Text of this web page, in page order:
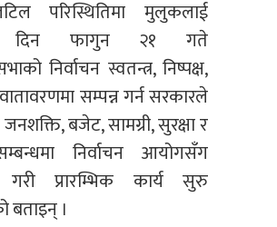
परिस्थितिमा मुलुकलाई
दिन फागुन २१ गते
निर्वाचन स्वतन्त्र, निष्पक्ष,
सम्पन्न गर्न सरकारले
बजेट, सामग्री, सुरक्षा र
निर्वाचन आयोगसँग
प्रारम्भिक कार्य सुरु
बताइन् ।